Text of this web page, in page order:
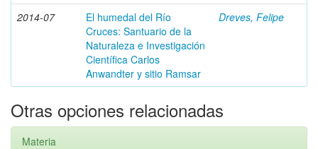
2014-07
El humedal del Río
Cruces: Santuario de la
Naturaleza e Investigación
Científica Carlos
Anwandter y sitio Ramsar
Dreves, Felipe
Otras opciones relacionadas
Materia